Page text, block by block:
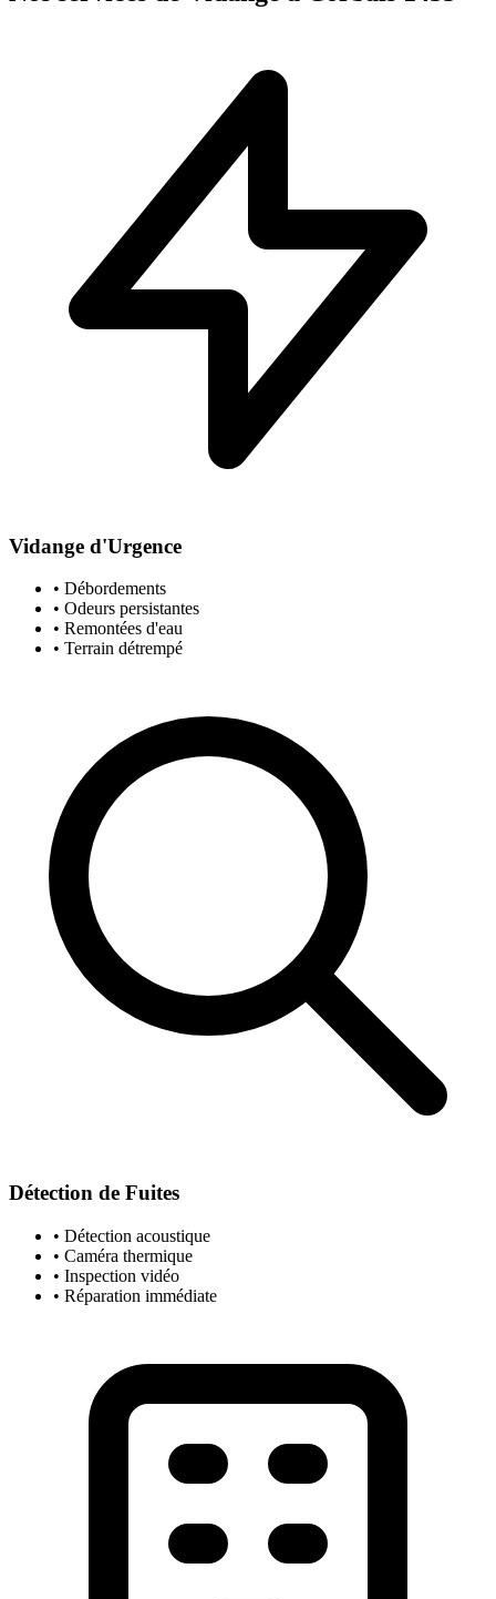
Vidange d'Urgence
• Débordements
• Odeurs persistantes
• Remontées d'eau
• Terrain détrempé
Détection de Fuites
• Détection acoustique
• Caméra thermique
• Inspection vidéo
• Réparation immédiate